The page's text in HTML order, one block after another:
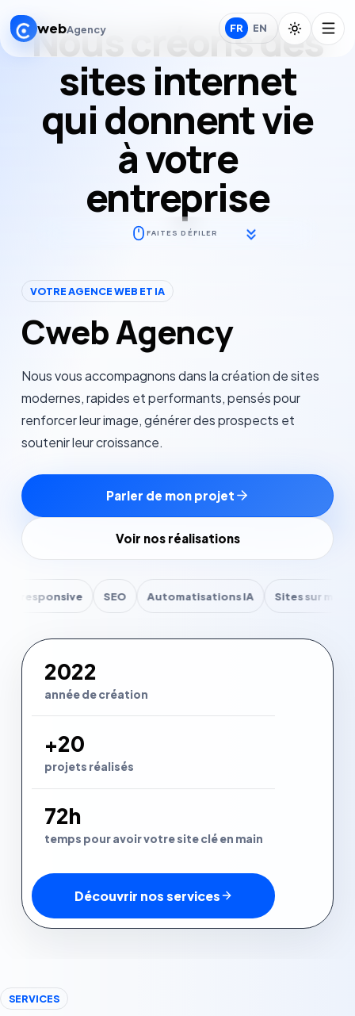
webAgency FR EN
Parler de mon projet
VOTRE AGENCE WEB ET IA
Cweb Agency
Nous vous accompagnons dans la création de sites
modernes, rapides et performants, pensés pour
renforcer leur image, générer des prospects et
soutenir leur croissance.
Parler de mon projet
Voir nos réalisations
SEO Automatisations IA Sites sur mesure
2022
année de création
+20
projets réalisés
72h
temps pour avoir votre site clé en main
Découvrir nos services
Nous créons des
sites internet
qui donnent vie
à votre
entreprise
FAITES DÉFILER
SERVICES